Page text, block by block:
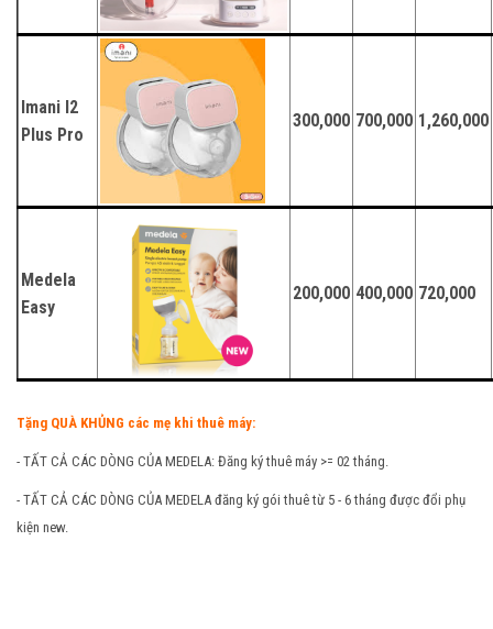
Imani I2
Plus Pro
300,000 700,000 1,260,000
Medela
Easy
200,000 400,000 720,000
Tặng QUÀ KHỦNG các mẹ khi thuê máy:
- TẤT CẢ CÁC DÒNG CỦA MEDELA: Đăng ký thuê máy >= 02 tháng.
- TẤT CẢ CÁC DÒNG CỦA MEDELA đăng ký gói thuê từ 5 - 6 tháng được đổi phụ
kiện new.